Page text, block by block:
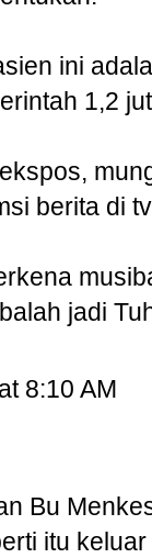
ini
1,2
berita di
jadi
8:10 AM
Bu
itu